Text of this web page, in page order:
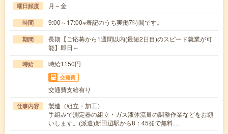
曜日頻度 月～金
時間 9:00～17:00※表記のうち実働7時間です。
期間
長期【ご応募から1週間以内(最短2日目)のスピード就業が可
能】即日～
時給 時給1150円
交通費
交通費支給有り
仕事内容
製造（組立・加工）
手組みで測定器の組立・ガス液体流量の調整作業などをお願
いします。(派遣)新田辺駅から8：45発で無料…